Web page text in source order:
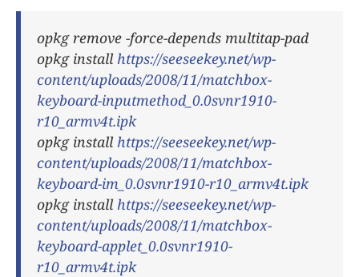
opkg remove -force-depends multitap-pad
opkg install https://seeseekey.net/wp-
content/uploads/2008/11/matchbox-
keyboard-inputmethod_0.0svnr1910-
r10_armv4t.ipk
opkg install https://seeseekey.net/wp-
content/uploads/2008/11/matchbox-
keyboard-im_0.0svnr1910-r10_armv4t.ipk
opkg install https://seeseekey.net/wp-
content/uploads/2008/11/matchbox-
keyboard-applet_0.0svnr1910-
r10_armv4t.ipk